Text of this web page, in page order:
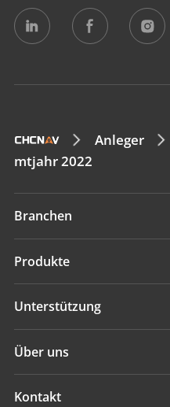
Anleger
mtjahr 2022
Branchen
Geodaten
Navigation
Produkte
Geodaten
Navigation
Unterstützung
Über uns
Übersicht
Kontakt